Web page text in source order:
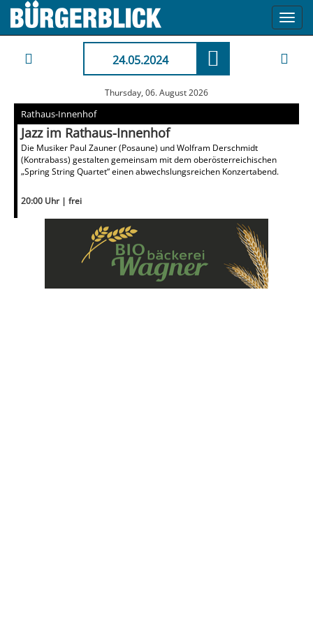
24.05.2024
Thursday, 06. August 2026
Rathaus-Innenhof
Jazz im Rathaus-Innenhof
Die Musiker Paul Zauner (Posaune) und Wolfram Derschmidt
(Kontrabass) gestalten gemeinsam mit dem oberösterreichischen
„Spring String Quartet“ einen abwechslungsreichen Konzertabend.
20:00 Uhr | frei